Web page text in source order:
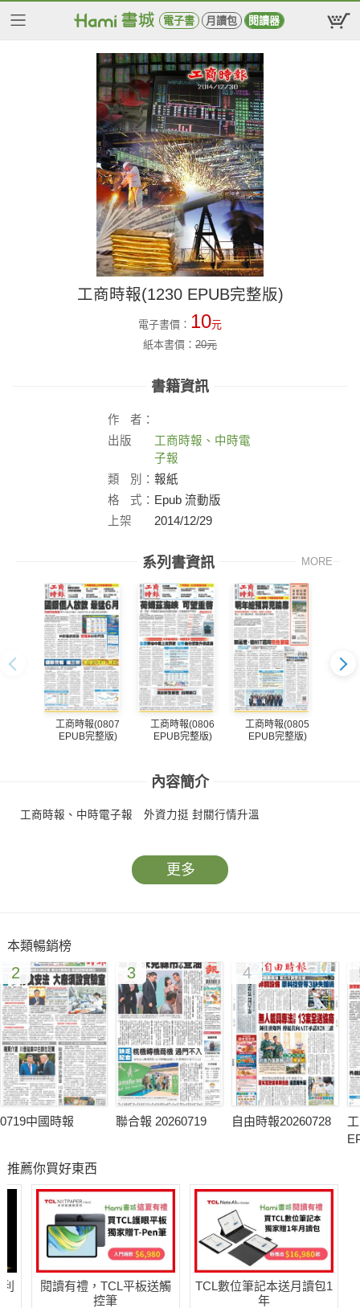
電子書 月讀包 閱讀器
工商時報(1230 EPUB完整版)
電子書價： 10元
紙本書價： 20元
書籍資訊
作
者：
出版
工商時報、中時電
子報
類
別： 報紙
格
式： Epub 流動版
上架
2014/12/29
系列書資訊 MORE
工商時報(0807
EPUB完整版)
工商時報(0806
EPUB完整版)
工商時報(0805
EPUB完整版)
內容簡介
工商時報、中時電子報 外資力挺 封關行情升溫
更多
本類暢銷榜
2
0719中國時報
3
聯合報 20260719
4
自由時報20260728
推薦你買好東西
閱讀有禮，TCL平板送觸
控筆
TCL數位筆記本送月讀包1
年